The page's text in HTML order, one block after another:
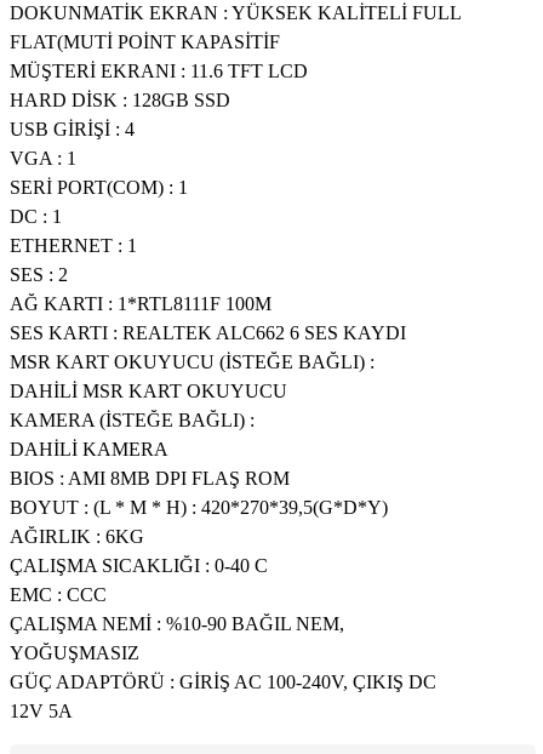
DOKUNMATİK EKRAN : YÜKSEK KALİTELİ FULL
FLAT(MUTİ POİNT KAPASİTİF
MÜŞTERİ EKRANI : 11.6 TFT LCD
HARD DİSK : 128GB SSD
USB GİRİŞİ : 4
VGA : 1
SERİ PORT(COM) : 1
DC : 1
ETHERNET : 1
SES : 2
AĞ KARTI : 1*RTL8111F 100M
SES KARTI : REALTEK ALC662 6 SES KAYDI
MSR KART OKUYUCU (İSTEĞE BAĞLI) :
DAHİLİ MSR KART OKUYUCU
KAMERA (İSTEĞE BAĞLI) :
DAHİLİ KAMERA
BIOS : AMI 8MB DPI FLAŞ ROM
BOYUT : (L * M * H) : 420*270*39,5(G*D*Y)
AĞIRLIK : 6KG
ÇALIŞMA SICAKLIĞI : 0-40 C
EMC : CCC
ÇALIŞMA NEMİ : %10-90 BAĞIL NEM,
YOĞUŞMASIZ
GÜÇ ADAPTÖRÜ : GİRİŞ AC 100-240V, ÇIKIŞ DC
12V 5A